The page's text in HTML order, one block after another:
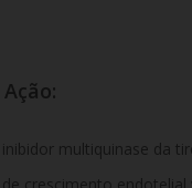
multiquinase da